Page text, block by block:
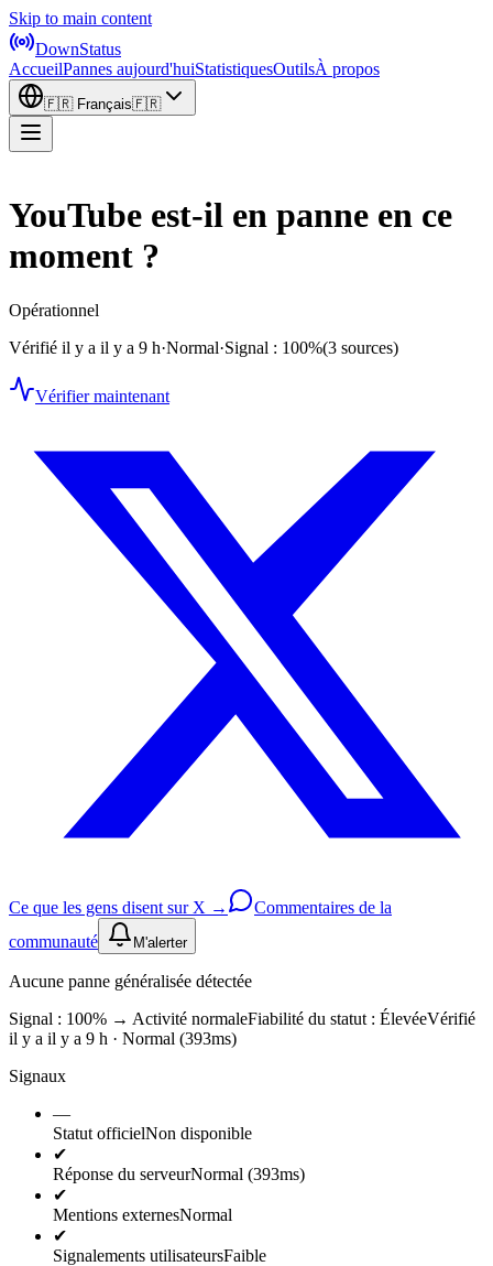
Skip to main content
DownStatus
AccueilPannes aujourd'huiStatistiquesOutilsÀ propos
🇫🇷 Français🇫🇷
YouTube est-il en panne en ce
moment ?
Opérationnel
Vérifié il y a il y a 9 h·Normal·Signal : 100%(3 sources)
Vérifier maintenant
Ce que les gens disent sur X →
Commentaires de la
communauté
M'alerter
Aucune panne généralisée détectée
Signal : 100% → Activité normaleFiabilité du statut : ÉlevéeVérifié
il y a il y a 9 h · Normal (393ms)
Signaux
—
Statut officielNon disponible
✔
Réponse du serveurNormal (393ms)
✔
Mentions externesNormal
✔
Signalements utilisateursFaible